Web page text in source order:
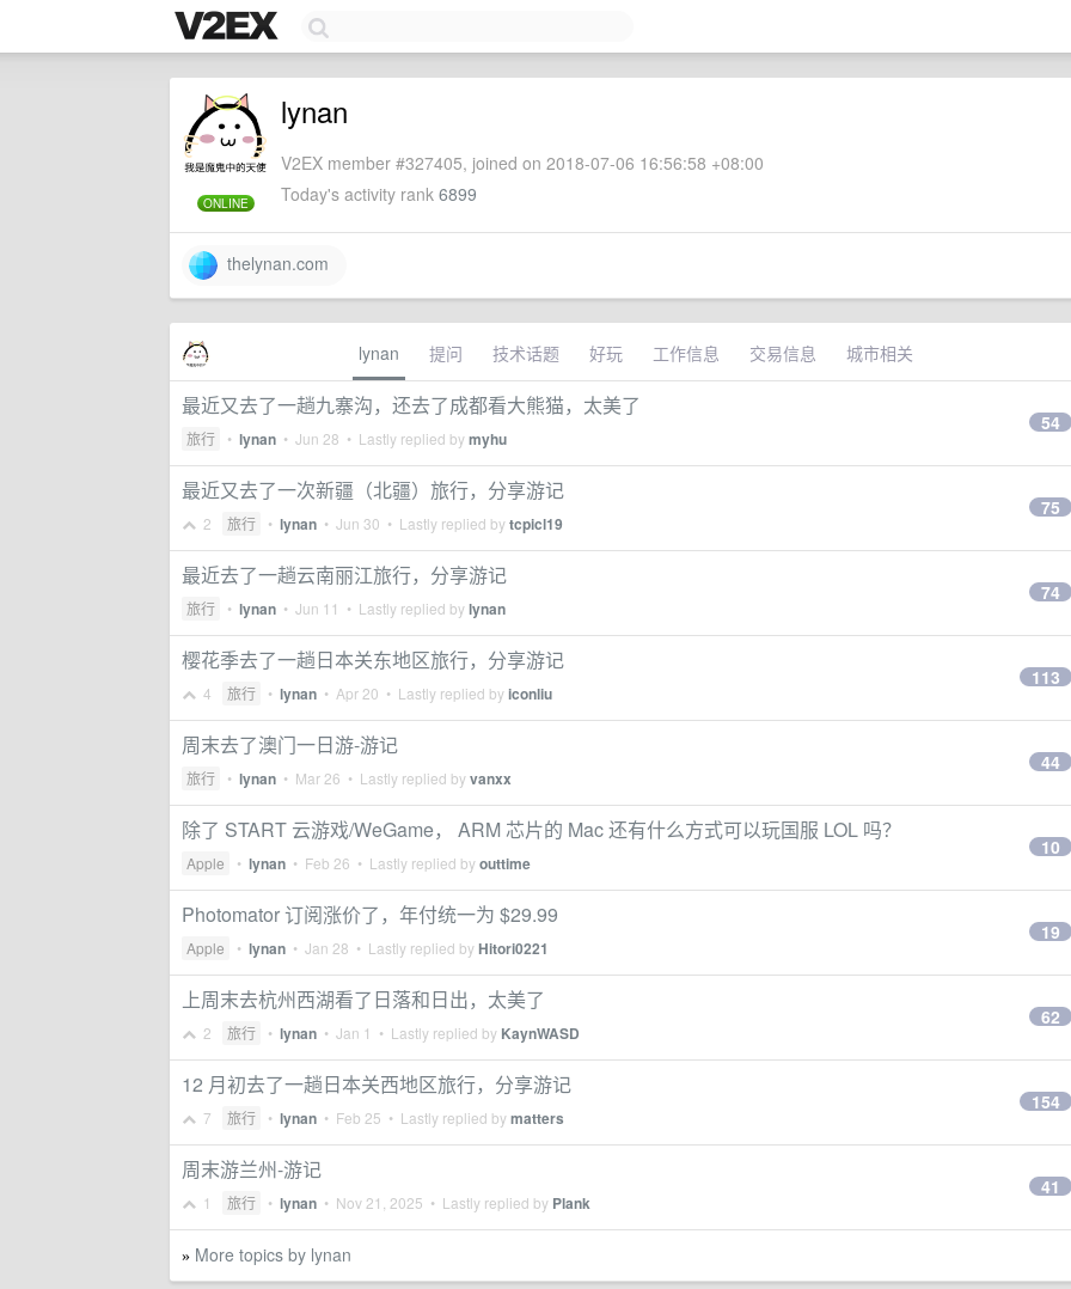
ONLINE
lynan
V2EX member #327405, joined on 2018-07-06 16:56:58 +08:00
Today's activity rank 6899
thelynan.com
lynan 提问 技术话题 好玩 工作信息 交易信息 城市相关
最近又去了一趟九寨沟，还去了成都看大熊猫，太美了
旅行 • lynan • Jun 28 • Lastly replied bymyhu
54
最近又去了一次新疆（北疆）旅行，分享游记
2 旅行 • lynan • Jun 30 • Lastly replied bytcpicl19
75
最近去了一趟云南丽江旅行，分享游记
旅行 • lynan • Jun 11 • Lastly replied bylynan
74
樱花季去了一趟日本关东地区旅行，分享游记
4 旅行 • lynan • Apr 20 • Lastly replied byiconliu
113
周末去了澳门一日游-游记
旅行 • lynan • Mar 26 • Lastly replied byvanxx
44
除了 START 云游戏/WeGame， ARM 芯片的 Mac 还有什么方式可以玩国服 LOL 吗？
Apple • lynan • Feb 26 • Lastly replied byouttime
10
Photomator 订阅涨价了，年付统一为 $29.99
Apple • lynan • Jan 28 • Lastly replied byHitori0221
19
上周末去杭州西湖看了日落和日出，太美了
2 旅行 • lynan • Jan 1 • Lastly replied by KaynWASD
62
12 月初去了一趟日本关西地区旅行，分享游记
7 旅行 • lynan • Feb 25 • Lastly replied bymatters
154
周末游兰州-游记
1 旅行 • lynan • Nov 21, 2025 • Lastly replied by Plank
41
» More topics by lynan